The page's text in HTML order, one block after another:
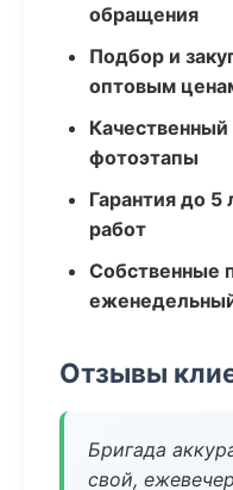
обращения
Подбор и
оптовым
фотоэтапы
Гарантия до
работ
Собственные
Отзывы
Бригада
свой,